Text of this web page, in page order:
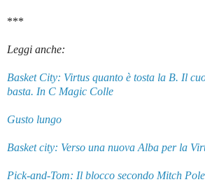
***
Leggi anche:
Basket City: Virtus quanto è tosta la B. Il
basta. In C Magic Colle
Gusto lungo
Basket city: Verso una nuova Alba per la
Pick-and-Tom: Il blocco secondo Mitch